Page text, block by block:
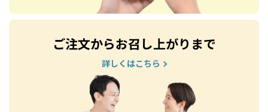
ご注文からお召し上がりまで
詳しくはこちら